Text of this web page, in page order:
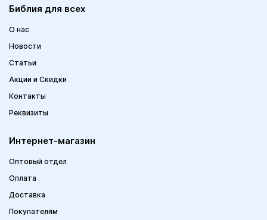
Библия для всех
О нас
Новости
Статьи
Акции и Скидки
Контакты
Реквизиты
Интернет-магазин
Оптовый отдел
Оплата
Доставка
Покупателям